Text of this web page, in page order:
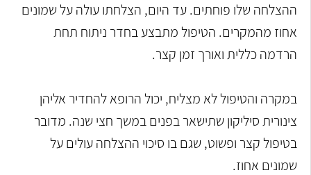
ההצלחה שלו פוחתים. עד היום, הצלחתו עולה על שמונים
אחוז מהמקרים. הטיפול מתבצע בחדר ניתוח תחת
הרדמה כללית ואורך זמן קצר.
במקרה והטיפול לא מצליח, יכול הרופא להחדיר אליהן
צינורית סיליקון שתישאר בפנים במשך חצי שנה. מדובר
בטיפול קצר ופשוט, שגם בו סיכוי ההצלחה עולים על
שמונים אחוז.